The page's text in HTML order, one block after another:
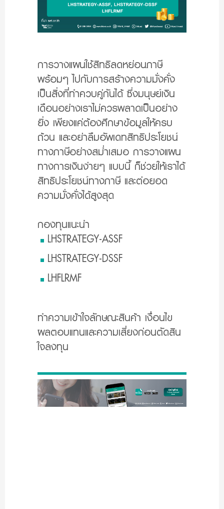
การวางแผนใช้สิทธิลดหย่อนภาษี
พร้อมๆ ไปกับการสร้างความมั่งคั่ง
เป็นสิ่งที่ทำควบคู่กันได้ ซึ่งมนุษย์เงิน
เดือนอย่างเราไม่ควรพลาดเป็นอย่าง
ยิ่ง เพียงแค่ต้องศึกษาข้อมูลให้ครบ
ถ้วน และอย่าลืมอัพเดทสิทธิประโยชน์
ทางภาษีอย่างสม่ำเสมอ การวางแผน
ทางการเงินง่ายๆ แบบนี้ ก็ช่วยให้เราได้
สิทธิประโยชน์ทางภาษี และต่อยอด
ความมั่งคั่งได้สูงสุด
กองทุนแนะนำ
LHSTRATEGY-ASSF
LHSTRATEGY-DSSF
LHFLRMF
ทำความเข้าใจลักษณะสินค้า เงื่อนไข
ผลตอบแทนและความเสี่ยงก่อนตัดสิน
ใจลงทุน